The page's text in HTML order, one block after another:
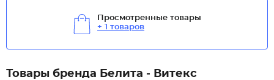
Просмотренные товары
+ 1 товаров
Товары бренда Белита - Витекс